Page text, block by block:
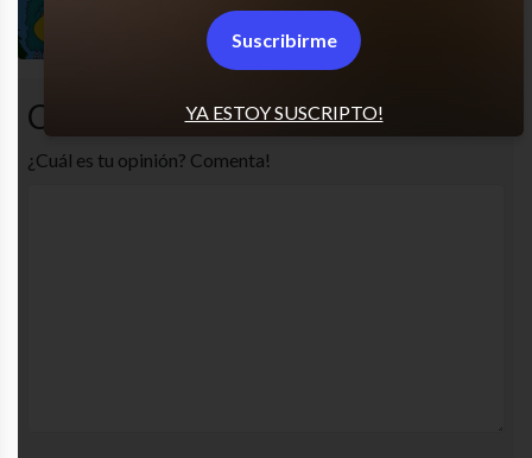
Siempre, lo que sea
Comentarios
¿Cuál es tu opinión? Comenta!
YA ESTOY SUSCRIPTO!
Suscribirme